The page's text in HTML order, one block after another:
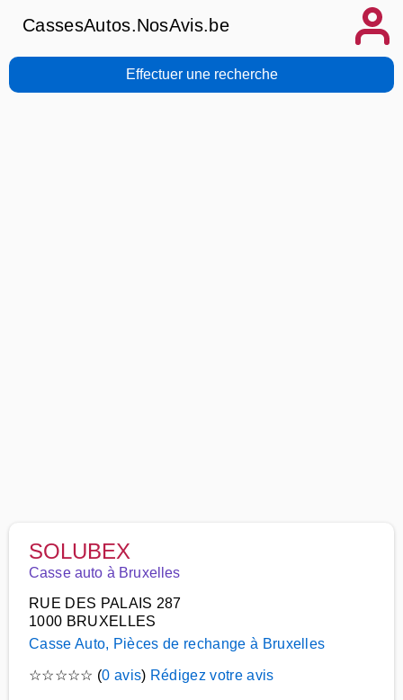
CassesAutos.NosAvis.be
Effectuer une recherche
SOLUBEX
Casse auto à Bruxelles
RUE DES PALAIS 287
1000 BRUXELLES
Casse Auto, Pièces de rechange à Bruxelles
☆☆☆☆☆ (0 avis) Rédigez votre avis